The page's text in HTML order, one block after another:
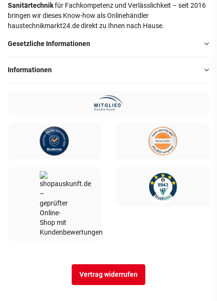
Sanitärtechnikfür Fachkompetenz und Verlässlichkeit – seit 2016
bringen wir dieses Know-how als Onlinehändler
haustechnikmarkt24.de direkt zu Ihnen nach Hause.
Gesetzliche Informationen
Informationen
Vertrag widerrufen